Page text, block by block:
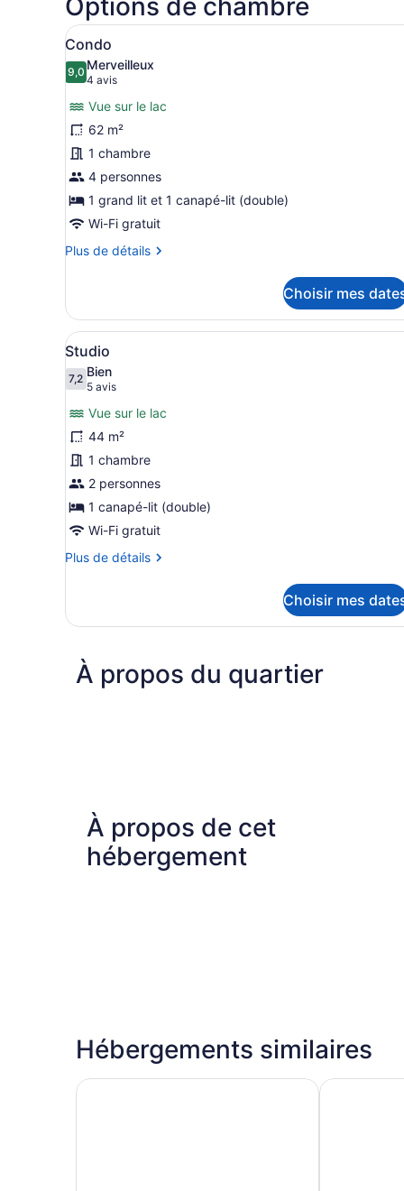
Options de chambre
Afficher
toutes
les
photos
pour
ce
type
de
chambre :
Condo
Un salon chaleureux avec
9
Condo
9,09,0 sur 10
Merveilleux
4 avis
(4 avis)
Vue sur le lac
62 m²
1 chambre
4 personnes
1 grand lit et 1 canapé-lit (double)
Wi-Fi gratuit
Plus de détails
Plus
Condo
Choisir mes
Afficher
toutes
les
photos
pour
ce
type
de
chambre :
Studio
Un salon moderne avec
6
Studio
7,27,2 sur 10
Bien
5 avis
(5 avis)
Vue sur le lac
44 m²
1 chambre
2 personnes
1 canapé-lit (double)
Wi-Fi gratuit
Plus de détails
Plus
Studio
Choisir mes
À propos du quartier
À propos de cet
hébergement
Hébergements similaires
The Mountain Inn at Lutsen Eagle